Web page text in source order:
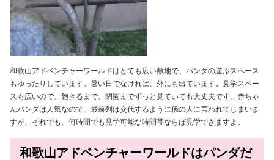
和歌山アドベンチャーワールドはとても広い敷地で、パンダの遊ぶスペース
もゆったりしています。暑い日でなければ、外にも出ています。見学スペー
スも広いので、飽きるまで、閉園までずっと見ていても大丈夫です。赤ちゃ
んパンダは人気なので、最前列は交代するように係の人に言われてしまいま
すが、それでも、何時間でも見学可能な時間帯ならば見学できますよ。
和歌山アドベンチャーワールドはパンダだ